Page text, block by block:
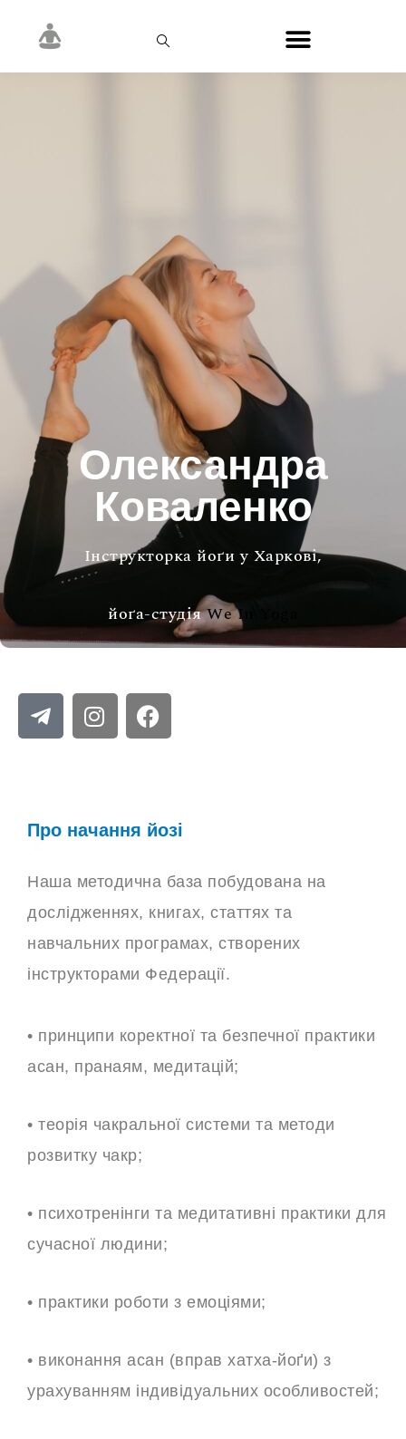
Олександра
Коваленко
Інструкторка йоґи у Харкові,
йоґа-студіяWe In Yoga
Про начання йозі
Наша методична база побудована на
дослідженнях, книгах, статтях та
навчальних програмах, створених
інструкторами Федерації.
• принципи коректної та безпечної практики
асан, пранаям, медитацій;
• теорія чакральної системи та методи
розвитку чакр;
• психотренінги та медитативні практики для
сучасної людини;
• практики роботи з емоціями;
• виконання асан (вправ хатха-йоґи) з
урахуванням індивідуальних особливостей;